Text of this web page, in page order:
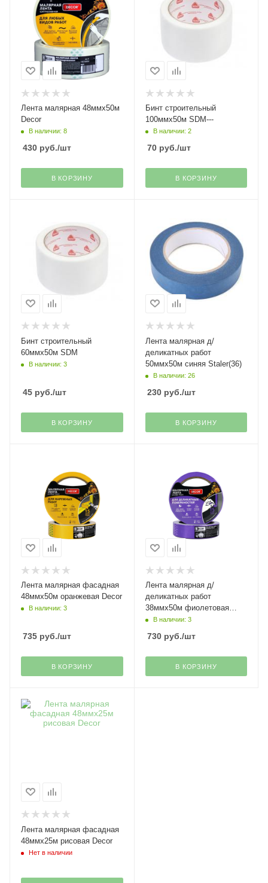
Лента малярная 48ммх50м
Decor
В наличии: 8
430 руб./шт
В КОРЗИНУ
Бинт строительный
100ммх50м SDM---
В наличии: 2
70руб./шт
В КОРЗИНУ
Бинт строительный
60ммх50м SDM
В наличии: 3
45 руб./шт
В КОРЗИНУ
Лента малярная д/
деликатных работ
50ммх50м синяя Staler(36)
В наличии: 26
230руб./шт
В КОРЗИНУ
Лента малярная фасадная
48ммх50м оранжевая Decor
В наличии: 3
735 руб./шт
В КОРЗИНУ
Лента малярная д/
деликатных работ
38ммх50м фиолетовая
DecorВ наличии: 3
730руб./шт
В КОРЗИНУ
Лента малярная фасадная
48ммх25м рисовая Decor
Нет в наличии